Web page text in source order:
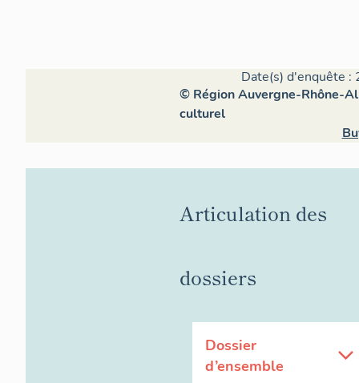
Date(s) d'enquête :
© Région Auvergne-Rhône-
culturel
Articulation des
dossiers
Dossier
d’ensemble